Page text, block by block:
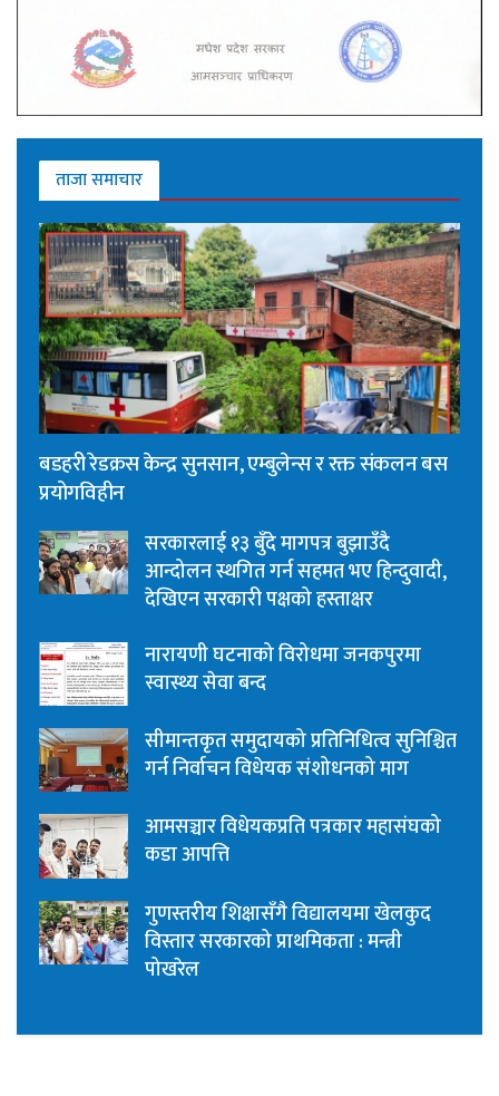
ताजा समाचार
बडहरी रेडक्रस केन्द्र सुनसान, एम्बुलेन्स र रक्त संकलन बस
प्रयोगविहीन
सरकारलाई १३ बुँदे मागपत्र बुझाउँदै
आन्दोलन स्थगित गर्न सहमत भए हिन्दुवादी,
देखिएन सरकारी पक्षको हस्ताक्षर
नारायणी घटनाको विरोधमा जनकपुरमा
स्वास्थ्य सेवा बन्द
सीमान्तकृत समुदायको प्रतिनिधित्व सुनिश्चित
गर्न निर्वाचन विधेयक संशोधनको माग
आमसञ्चार विधेयकप्रति पत्रकार महासंघको
कडा आपत्ति
गुणस्तरीय शिक्षासँगै विद्यालयमा खेलकुद
विस्तार सरकारको प्राथमिकता : मन्त्री
पोखरेल